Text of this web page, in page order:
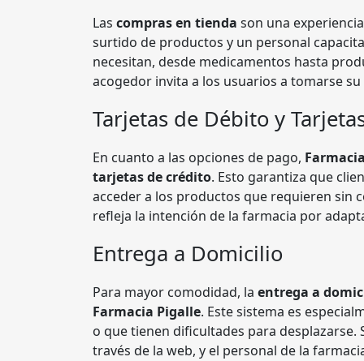
Las compras en tienda son una
surtido de productos y un personal
necesitan, desde medicamentos hasta
acogedor invita a los usuarios a tomarse
Tarjetas de Débito y
En cuanto a las opciones de pago,
tarjetas de crédito. Esto garantiza que
acceder a los productos que requieren sin
refleja la intención de la farmacia por
Entrega a Domicilio
Para mayor comodidad, la entrega a
Farmacia Pigalle. Este sistema es
o que tienen dificultades para
través de la web, y el personal de la